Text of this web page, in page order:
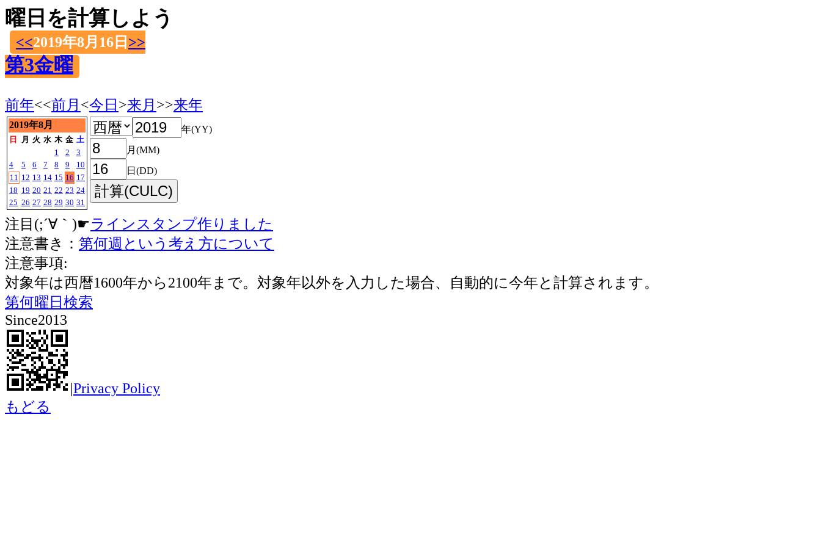
曜日を計算しよう
<<2019年8月16日 >>
第3金曜
前年<<前月 <今日 >来月 >>来年
2019年8月
日 月 火 水 木 金 土
1
2
3
4
5 6 7 8 9
10
11 12 13 14 15 16 17
18 19 20 21 22 23 24
25 26 27 28 29 30 31
年(YY)
月(MM)
日(DD)
注目(;´∀｀)☛ラインスタンプ作りました
注意書き： 第何週という考え方について
注意事項:
対象年は西暦1600年から2100年まで。対象年以外を入力した場合、自動的に今年と計算されます。
第何曜日検索
Since2013
|Privacy Policy
もどる